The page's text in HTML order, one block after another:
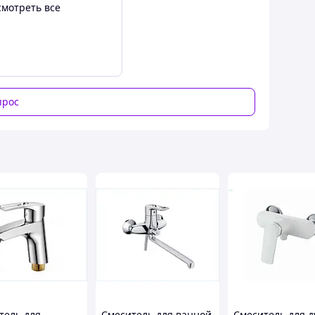
сплав
одно отверстие
2
все